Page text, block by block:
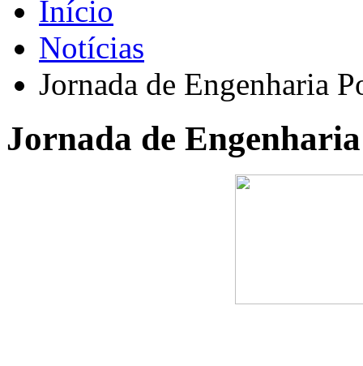
Início
Notícias
Jornada de Engenharia
Jornada de